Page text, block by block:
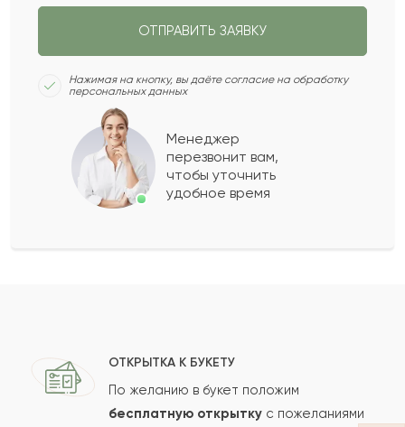
Базила
Показать еще
Ваш e-mail
ОТПРАВИТЬ ЗАЯВКУ
Нажимая на кнопку, вы даёте согласие на обработку
персональных данных
Менеджер
перезвонит вам,
чтобы уточнить
удобное время
ОТКРЫТКА К БУКЕТУ
По желанию в букет положим
бесплатную открытку с пожеланиями